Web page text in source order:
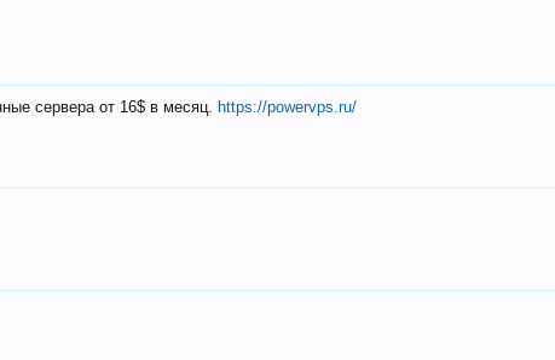
сервера от 16$ в месяц. https://powervps.ru/